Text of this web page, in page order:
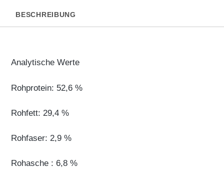
BESCHREIBUNG
Analytische Werte
Rohprotein: 52,6 %
Rohfett: 29,4 %
Rohfaser: 2,9 %
Rohasche : 6,8 %